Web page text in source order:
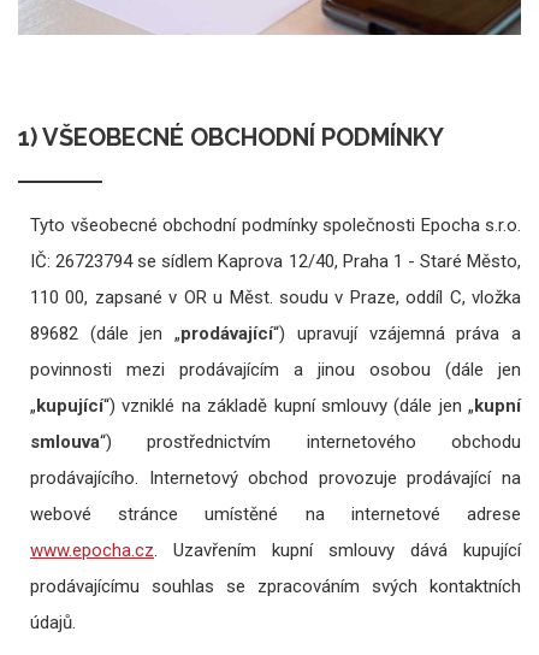
1) VŠEOBECNÉ OBCHODNÍ PODMÍNKY
Tyto všeobecné obchodní podmínky společnosti Epocha s.r.o.
IČ: 26723794 se sídlem Kaprova 12/40, Praha 1 - Staré Město,
110 00, zapsané v OR u Měst. soudu v Praze, oddíl C, vložka
89682 (dále jen „prodávající“) upravují vzájemná práva a
povinnosti mezi prodávajícím a jinou osobou (dále jen
„kupující“) vzniklé na základě kupní smlouvy (dále jen „kupní
smlouva“) prostřednictvím internetového obchodu
prodávajícího. Internetový obchod provozuje prodávající na
webové stránce umístěné na internetové adrese
www.epocha.cz. Uzavřením kupní smlouvy dává kupující
prodávajícímu souhlas se zpracováním svých kontaktních
údajů.